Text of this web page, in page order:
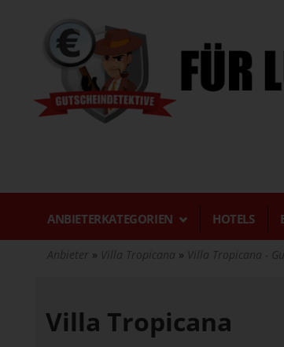
ANBIETERKATEGORIEN HOTELS
Anbieter Villa Tropicana Villa Tropicana -
Villa Tropicana